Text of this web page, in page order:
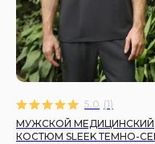
5.0 (1)
МУЖСКОЙ МЕДИЦИНСКИЙ
КОСТЮМ SLEEK ТЕМНО-
Дарим
за подписку
вы будете
специальных
Я согласен(-на) с